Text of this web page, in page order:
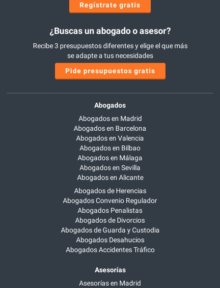
Regístrate gratis
¿Buscas un abogado o asesor?
Recibe 3 presupuestos diferentes y elige el que más
se adapte a tus necesidades
Pide presupuestos gratis
Abogados
Abogados en Madrid
Abogados en Barcelona
Abogados en Valencia
Abogados en Bilbao
Abogados en Málaga
Abogados en Sevilla
Abogados en Alicante
Abogados de Herencias
Abogados Convenio Regulador
Abogados Penalistas
Abogados de Divorcios
Abogados de Guarda y Custodia
Abogados Desahucios
Abogados Accidentes Tráfico
Asesorías
Asesorías en Madrid